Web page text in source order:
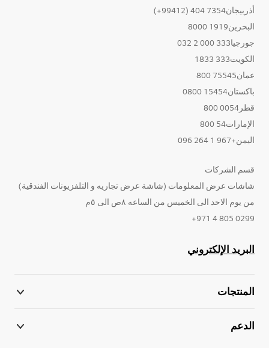
أذربيجان7354 404 (99412+)
البحرين1919 8000
جورجيا333 000 2 032
الكويت333 1833
عمان75545 800
باكستان15454 0800
قطر0054 800
الإمارات54 800
اليمن+967 1 264 096
قسم الشركات
شاشات عرض المعلومات (شاشة عرض تجاريه و التلفزيونات الفندقية)
من يوم الاحد الى الخميس من الساعه ٨ص الى ٥م
0299 805 4 971+
البريد الإلكتروني
المنتجات
الدعم